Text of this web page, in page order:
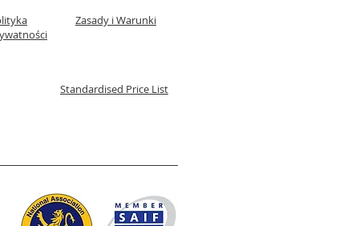
Zasady i Warunki
Standardised Price List